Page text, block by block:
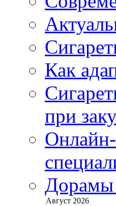
Как
при
Дорамы
Август 2026